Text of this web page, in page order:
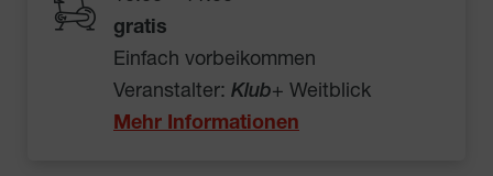
gratis
Einfach vorbeikommen
Veranstalter: Klub+ Weitblick
Mehr Informationen